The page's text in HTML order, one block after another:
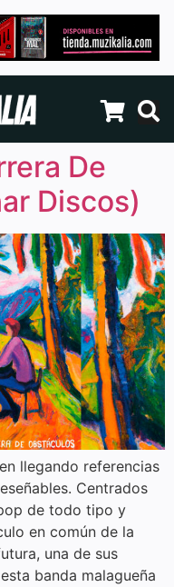
De
Discos)
llegando referencias
Centrados
de todo tipo y
en común de la
una de sus
banda malagueña